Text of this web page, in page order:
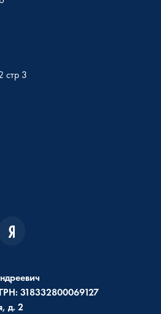
стр 3
318332800069127
д. 2